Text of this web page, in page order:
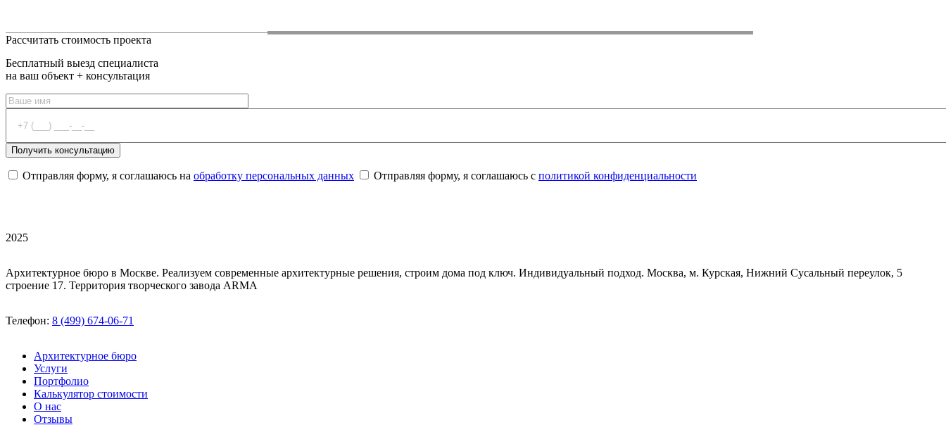
Рассчитать стоимость проекта
Бесплатный выезд специалиста
на ваш объект + консультация
Отправляя форму, я соглашаюсь на обработку персональных данных Отправляя форму, я соглашаюсь с политикой конфиденциальности
2025
Архитектурное бюро в Москве. Реализуем современные архитектурные решения, строим дома под ключ. Индивидуальный подход. Москва, м. Курская, Нижний Сусальный переулок, 5
строение 17. Территория творческого завода ARMA
Телефон: 8 (499) 674-06-71
Архитектурное бюро
Услуги
Портфолио
Калькулятор стоимости
О нас
Отзывы